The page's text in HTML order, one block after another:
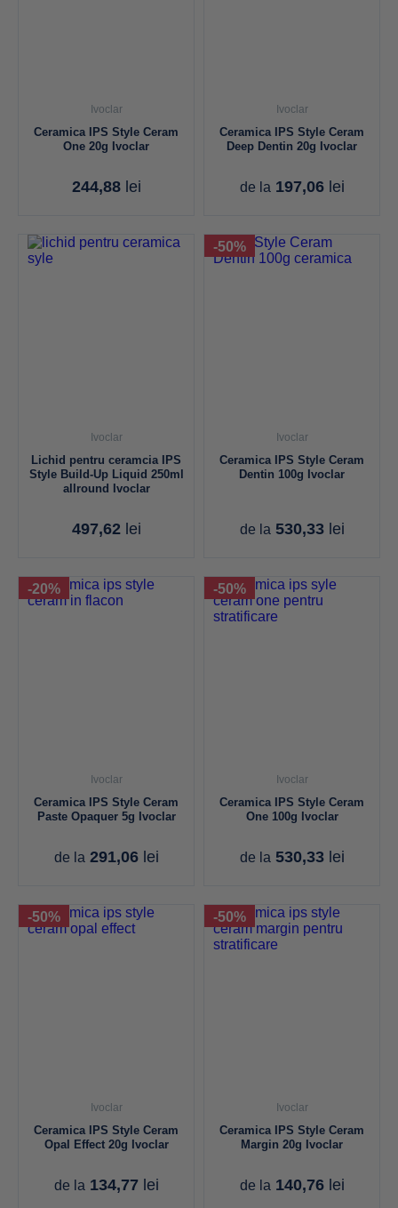
Ivoclar
Ceramica IPS Style Ceram
One 20g Ivoclar
244,88 lei
Ivoclar
Ceramica IPS Style Ceram
Deep Dentin 20g Ivoclar
de la 197,06 lei
Ivoclar
Lichid pentru ceramcia IPS
Style Build-Up Liquid 250ml
allround Ivoclar
497,62 lei
-50%
Ivoclar
Ceramica IPS Style Ceram
Dentin 100g Ivoclar
de la 530,33 lei
-20%
Ivoclar
Ceramica IPS Style Ceram
Paste Opaquer 5g Ivoclar
de la 291,06 lei
-50%
Ivoclar
Ceramica IPS Style Ceram
One 100g Ivoclar
de la 530,33 lei
-50%
Ivoclar
Ceramica IPS Style Ceram
Opal Effect 20g Ivoclar
de la 134,77 lei
-50%
Ivoclar
Ceramica IPS Style Ceram
Margin 20g Ivoclar
de la 140,76 lei